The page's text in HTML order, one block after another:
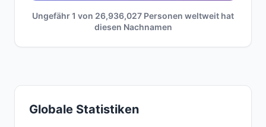
Ungefähr 1 von 26,936,027 Personen weltweit hat
diesen Nachnamen
Globale Statistiken